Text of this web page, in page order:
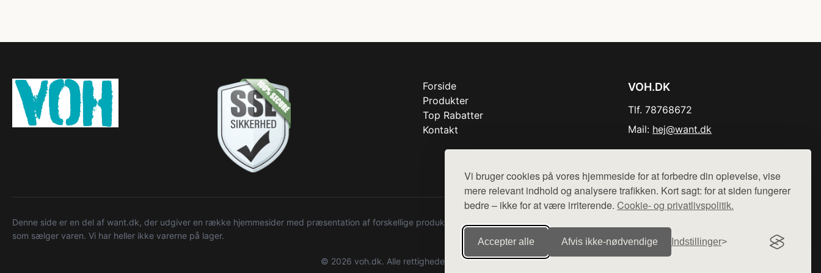
Vi bruger cookies på vores hjemmeside for at forbedre din oplevelse, vise
mere relevant indhold og analysere trafikken. Kort sagt: for at siden fungerer
bedre – ikke for at være irriterende. Cookie- og privatlivspolitik.
Accepter alle Afvis ikke‑nødvendige Indstillinger
Forside
Produkter
Top Rabatter
Kontakt
VOH.DK
Tlf. 78768672
Mail: hej@want.dk
Denne side er en del af want.dk, der udgiver en række hjemmesider med præsentation af forskellige produkter fra diverse webshops. Der sælges ikke varer fra denne side - vi henviser til de shops,
som sælger varen. Vi har heller ikke varerne på lager.
© 2026 voh.dk. Alle rettigheder forbeholdes.